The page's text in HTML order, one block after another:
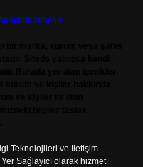
Teknolojileri ve İletişim
Sağlayıcı olarak hizmet